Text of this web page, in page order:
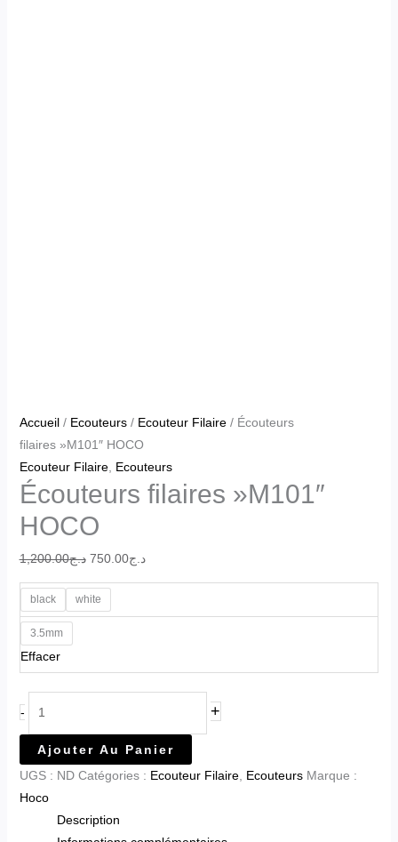
Accueil/ Ecouteurs/ Ecouteur Filaire/ Écouteurs
filaires »M101″ HOCO
Ecouteur Filaire, Ecouteurs
Écouteurs filaires »M101″
HOCO
د.ج1,200.00 د.ج750.00
black white
3.5mm
Effacer
- +
Ajouter Au Panier
UGS : ND Catégories : Ecouteur Filaire, Ecouteurs Marque :
Hoco
Description